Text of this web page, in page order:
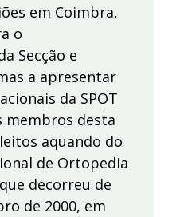
em Coimbra,
o
Secção e
a apresentar
da SPOT
membros desta
aquando do
de Ortopedia
decorreu de
de 2000, em